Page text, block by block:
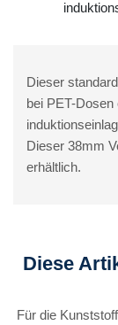
Dieser
bei PET-
Dieser 38mm
erhältlich.
Diese
Für die